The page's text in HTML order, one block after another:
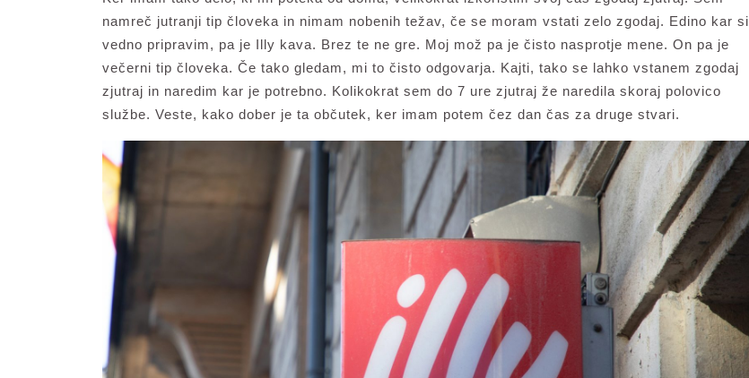
namreč jutranji tip človeka in nimam nobenih težav, če se moram vstati zelo zgodaj. Edino kar si
vedno pripravim, pa je Illy kava. Brez te ne gre. Moj mož pa je čisto nasprotje mene. On pa je
večerni tip človeka. Če tako gledam, mi to čisto odgovarja. Kajti, tako se lahko vstanem zgodaj
zjutraj in naredim kar je potrebno. Kolikokrat sem do 7 ure zjutraj že naredila skoraj polovico
službe. Veste, kako dober je ta občutek, ker imam potem čez dan čas za druge stvari.